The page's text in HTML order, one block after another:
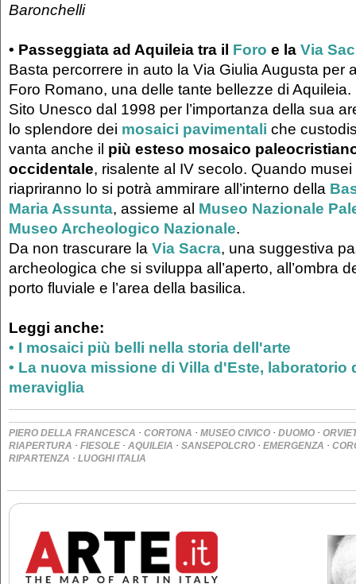
Baronchelli
• Passeggiata ad Aquileia tra il Foro e la Via
Basta percorrere in auto la Via Giulia Augusta per
Foro Romano, una delle tante bellezze di Aquileia.
Sito Unesco dal 1998 per l’importanza della sua
lo splendore dei mosaici pavimentali che
vanta anche il più esteso mosaico
occidentale, risalente al IV secolo. Quando musei
riapriranno lo si potrà ammirare all’interno della
Maria Assunta, assieme al Museo Nazionale
Museo Archeologico Nazionale.
Da non trascurare la Via Sacra, una suggestiva
archeologica che si sviluppa all’aperto, all’ombra
porto fluviale e l’area della basilica.
Leggi anche:
• I mosaici più belli nella storia dell'arte
• La nuova missione di Villa d'Este, laboratorio
meraviglia
PIERO DELLA FRANCESCA · CORTONA · MUSEO CIVICO · DUOMO ·
RIAPERTURA · FIESOLE · AQUILEIA · SANSEPOLCRO · EMERGENZA ·
RIPARTENZA · LUOGHI ITALIA